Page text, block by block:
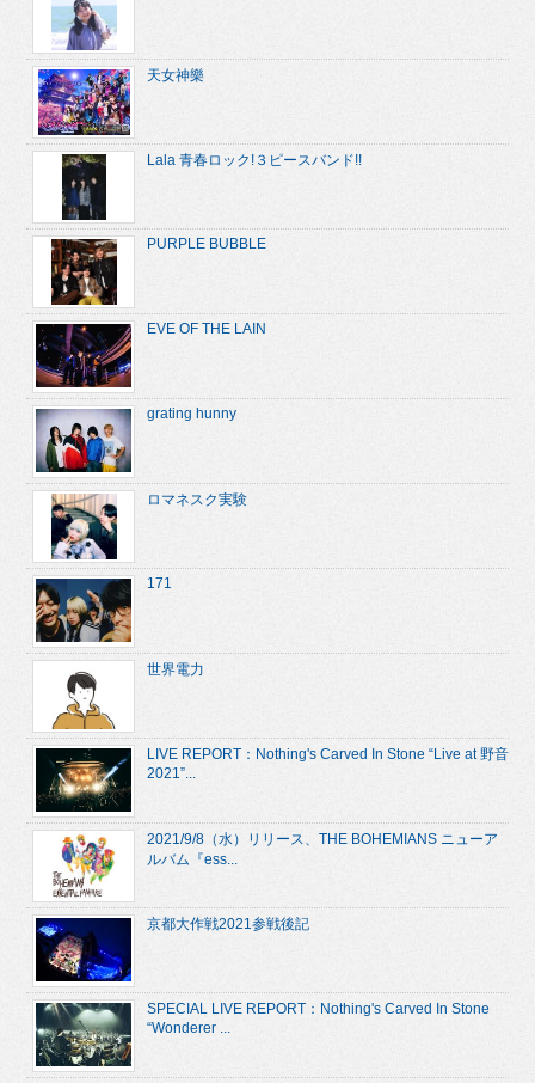
天女神樂
Lala 青春ロック!３ピースバンド!!
PURPLE BUBBLE
EVE OF THE LAIN
grating hunny
ロマネスク実験
171
世界電力
LIVE REPORT：Nothing's Carved In Stone “Live at 野音
2021”...
2021/9/8（水）リリース、THE BOHEMIANS ニューア
ルバム『ess...
京都大作戦2021参戦後記
SPECIAL LIVE REPORT：Nothing's Carved In Stone
“Wonderer ...